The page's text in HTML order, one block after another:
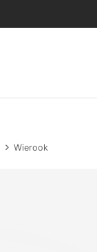
Wierook